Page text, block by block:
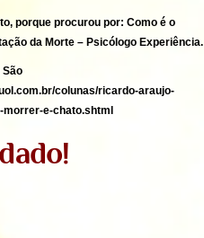
porque procurou por: Como é o
da Morte – Psicólogo Experiência.
São
colunas/ricardo-araujo-
e-chato.shtml